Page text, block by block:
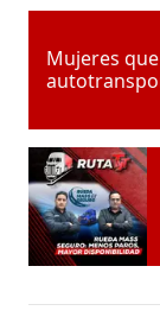
Mujeres